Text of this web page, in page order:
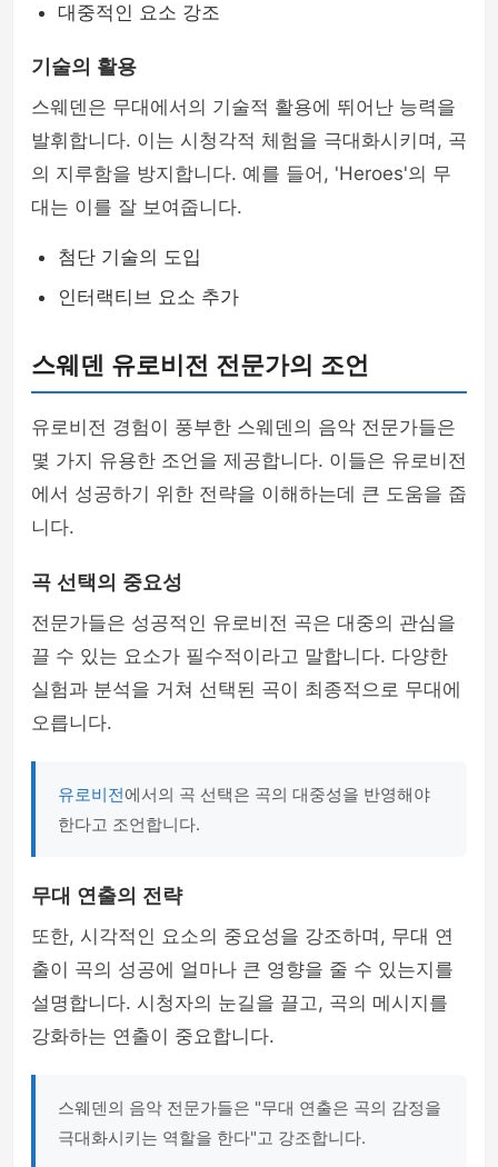
대중적인 요소 강조
기술의 활용
스웨덴은 무대에서의 기술적 활용에 뛰어난 능력을
발휘합니다. 이는 시청각적 체험을 극대화시키며, 곡
의 지루함을 방지합니다. 예를 들어, 'Heroes'의 무
대는 이를 잘 보여줍니다.
첨단 기술의 도입
인터랙티브 요소 추가
스웨덴 유로비전 전문가의 조언
유로비전 경험이 풍부한 스웨덴의 음악 전문가들은
몇 가지 유용한 조언을 제공합니다. 이들은 유로비전
에서 성공하기 위한 전략을 이해하는데 큰 도움을 줍
니다.
곡 선택의 중요성
전문가들은 성공적인 유로비전 곡은 대중의 관심을
끌 수 있는 요소가 필수적이라고 말합니다. 다양한
실험과 분석을 거쳐 선택된 곡이 최종적으로 무대에
오릅니다.
유로비전에서의 곡 선택은 곡의 대중성을 반영해야
한다고 조언합니다.
무대 연출의 전략
또한, 시각적인 요소의 중요성을 강조하며, 무대 연
출이 곡의 성공에 얼마나 큰 영향을 줄 수 있는지를
설명합니다. 시청자의 눈길을 끌고, 곡의 메시지를
강화하는 연출이 중요합니다.
스웨덴의 음악 전문가들은 "무대 연출은 곡의 감정을
극대화시키는 역할을 한다"고 강조합니다.